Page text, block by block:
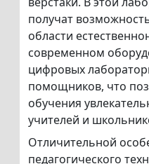
получат
области
современном
цифровых
помощников, что
обучения
учителей и
Отличительной
педагогического